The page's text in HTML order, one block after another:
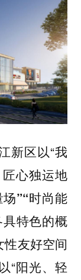
新区以“我
心独运地
”“时尚能
特色的概
友好空间
“阳光、轻